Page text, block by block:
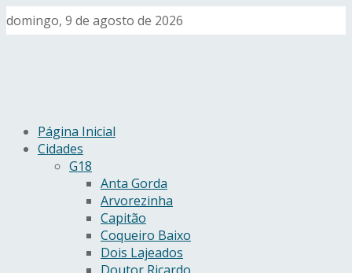
domingo, 9 de agosto de 2026
Página Inicial
Cidades
G18
Anta Gorda
Arvorezinha
Capitão
Coqueiro Baixo
Dois Lajeados